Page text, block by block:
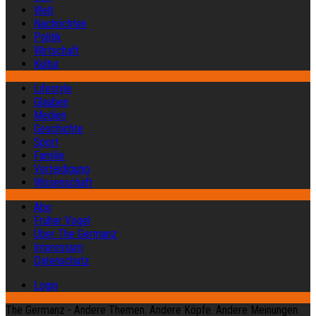
Welt
Nachrichten
Politik
Wirtschaft
Kultur
Lifestyle
Glauben
Medien
Geschichte
Sport
Familie
Verteidigung
Wissenschaft
Abo
Früher Vogel
Über The Germanz
Impressum
Datenschutz
Login
The Germanz - Andere Themen. Andere Köpfe. Andere Meinungen.